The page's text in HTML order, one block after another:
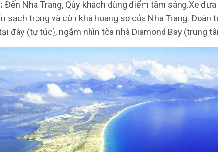
Đến Nha Trang, Qúy khách dùng điểm tâm sáng.Xe
sạch trong và còn khá hoang sơ của Nha Trang.
đây (tự túc), ngắm nhìn tòa nhà Diamond Bay (trung